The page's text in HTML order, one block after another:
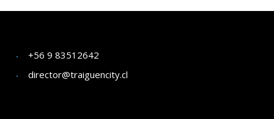
+56 9 83512642
director@traiguencity.cl